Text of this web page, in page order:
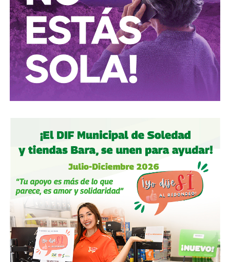
bajan la cordillera, se adentran en el llano y
junto al farallón, enlazan su plegaria con las olas.
Son muertos luminosos como del seno de las aguas,
discurren en procesión inagotable por la vida y la brisa.
Hoy regresan los muertos advertidos y mustios
sobre la arena insomne. Son los dueños del tiempo,
su ropaje trasluce lunas. Su voz, diseña el eco de la ola.